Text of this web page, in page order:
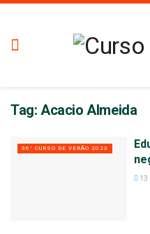
Tag: Acacio Almeida
36° CURSO DE VERÃO 2023
13